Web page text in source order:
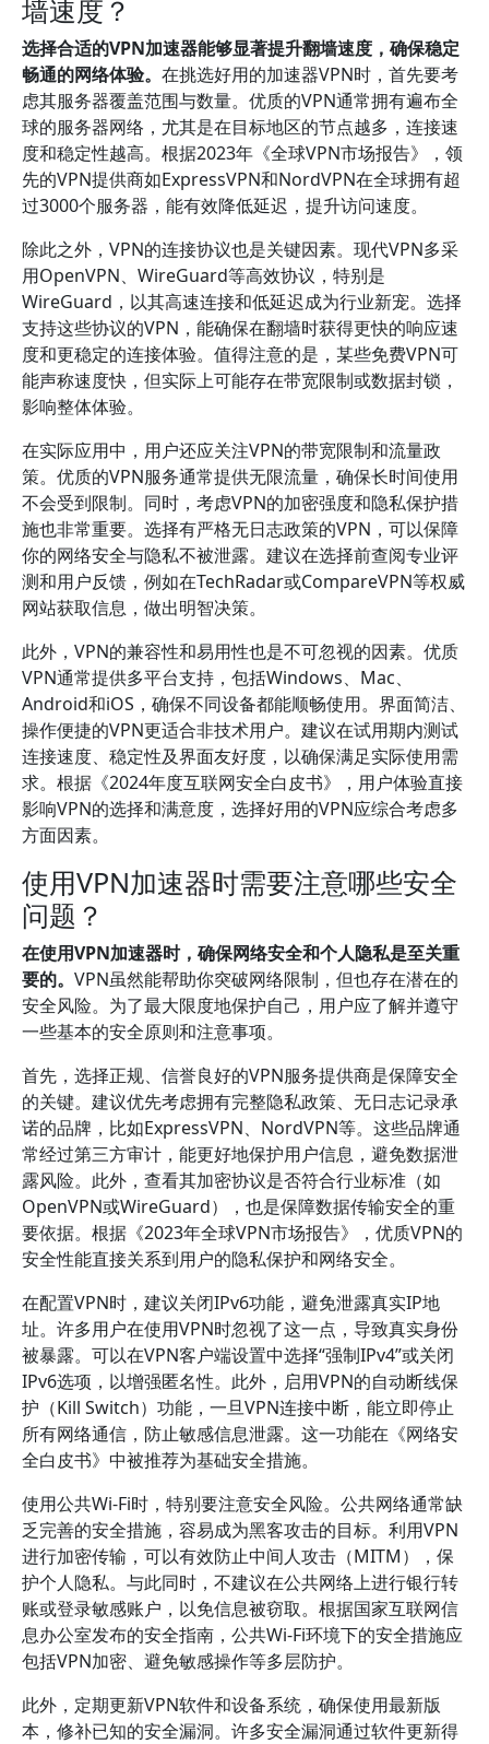
墙速度？
选择合适的VPN加速器能够显著提升翻墙速度，确保稳定
畅通的网络体验。 在挑选好用的加速器VPN时，首先要考
虑其服务器覆盖范围与数量。优质的VPN通常拥有遍布全
球的服务器网络，尤其是在目标地区的节点越多，连接速
度和稳定性越高。根据2023年《全球VPN市场报告》，领
先的VPN提供商如ExpressVPN和NordVPN在全球拥有超
过3000个服务器，能有效降低延迟，提升访问速度。
除此之外，VPN的连接协议也是关键因素。现代VPN多采
用OpenVPN、WireGuard等高效协议，特别是
WireGuard，以其高速连接和低延迟成为行业新宠。选择
支持这些协议的VPN，能确保在翻墙时获得更快的响应速
度和更稳定的连接体验。值得注意的是，某些免费VPN可
能声称速度快，但实际上可能存在带宽限制或数据封锁，
影响整体体验。
在实际应用中，用户还应关注VPN的带宽限制和流量政
策。优质的VPN服务通常提供无限流量，确保长时间使用
不会受到限制。同时，考虑VPN的加密强度和隐私保护措
施也非常重要。选择有严格无日志政策的VPN，可以保障
你的网络安全与隐私不被泄露。建议在选择前查阅专业评
测和用户反馈，例如在TechRadar或CompareVPN等权威
网站获取信息，做出明智决策。
此外，VPN的兼容性和易用性也是不可忽视的因素。优质
VPN通常提供多平台支持，包括Windows、Mac、
Android和iOS，确保不同设备都能顺畅使用。界面简洁、
操作便捷的VPN更适合非技术用户。建议在试用期内测试
连接速度、稳定性及界面友好度，以确保满足实际使用需
求。根据《2024年度互联网安全白皮书》，用户体验直接
影响VPN的选择和满意度，选择好用的VPN应综合考虑多
方面因素。
使用VPN加速器时需要注意哪些安全
问题？
在使用VPN加速器时，确保网络安全和个人隐私是至关重
要的。 VPN虽然能帮助你突破网络限制，但也存在潜在的
安全风险。为了最大限度地保护自己，用户应了解并遵守
一些基本的安全原则和注意事项。
首先，选择正规、信誉良好的VPN服务提供商是保障安全
的关键。建议优先考虑拥有完整隐私政策、无日志记录承
诺的品牌，比如ExpressVPN、NordVPN等。这些品牌通
常经过第三方审计，能更好地保护用户信息，避免数据泄
露风险。此外，查看其加密协议是否符合行业标准（如
OpenVPN或WireGuard），也是保障数据传输安全的重
要依据。根据《2023年全球VPN市场报告》，优质VPN的
安全性能直接关系到用户的隐私保护和网络安全。
在配置VPN时，建议关闭IPv6功能，避免泄露真实IP地
址。许多用户在使用VPN时忽视了这一点，导致真实身份
被暴露。可以在VPN客户端设置中选择“强制IPv4”或关闭
IPv6选项，以增强匿名性。此外，启用VPN的自动断线保
护（Kill Switch）功能，一旦VPN连接中断，能立即停止
所有网络通信，防止敏感信息泄露。这一功能在《网络安
全白皮书》中被推荐为基础安全措施。
使用公共Wi-Fi时，特别要注意安全风险。公共网络通常缺
乏完善的安全措施，容易成为黑客攻击的目标。利用VPN
进行加密传输，可以有效防止中间人攻击（MITM），保
护个人隐私。与此同时，不建议在公共网络上进行银行转
账或登录敏感账户，以免信息被窃取。根据国家互联网信
息办公室发布的安全指南，公共Wi-Fi环境下的安全措施应
包括VPN加密、避免敏感操作等多层防护。
此外，定期更新VPN软件和设备系统，确保使用最新版
本，修补已知的安全漏洞。许多安全漏洞通过软件更新得